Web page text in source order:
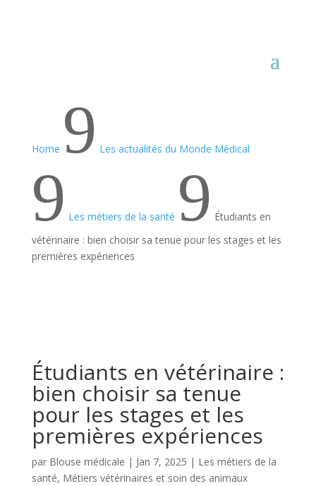
Home 9 Les actualités du Monde Médical
9 Les métiers de la santé 9 Étudiants en
vétérinaire : bien choisir sa tenue pour les stages et les
premières expériences
Étudiants en vétérinaire :
bien choisir sa tenue
pour les stages et les
premières expériences
par Blouse médicale | Jan 7, 2025 | Les métiers de la
santé, Métiers vétérinaires et soin des animaux